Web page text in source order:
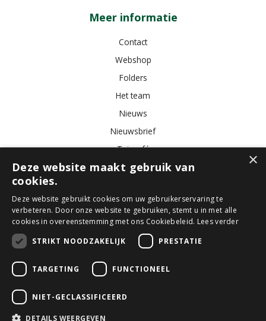
Meer informatie
Contact
Webshop
Folders
Het team
Nieuws
Nieuwsbrief
Tuincafé
Vacatures
Tuincentrum Bloemist Kamerplanten Kunstbloemen
Buitenplanten
Tuinmeubelen
© GroenRijk Den Bosch
Tuincentrum Overzicht
×
Deze website maakt gebruik van
cookies.
Deze website gebruikt cookies om uw gebruikerservaring te
verbeteren. Door onze website te gebruiken, stemt u in met alle
cookies in overeenstemming met ons Cookiebeleid. Lees verder
STRIKT NOODZAKELIJK
PRESTATIE
TARGETING FUNCTIONEEL
NIET-GECLASSIFICEERD
DETAILS WEERGEVEN